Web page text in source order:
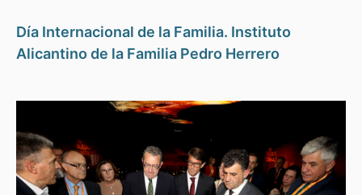
Día Internacional de la Familia. Instituto
Alicantino de la Familia Pedro Herrero